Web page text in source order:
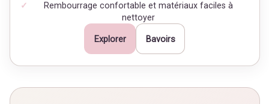
Rembourrage confortable et matériaux faciles à
nettoyer
Explorer Bavoirs